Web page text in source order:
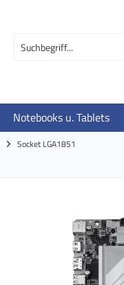
Notebooks u. Tablets
Socket LGA1851